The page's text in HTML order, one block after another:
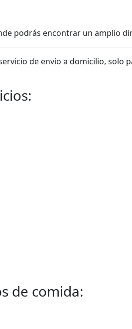
podrás encontrar un amplio
de envío a domicilio, solo
de comida: